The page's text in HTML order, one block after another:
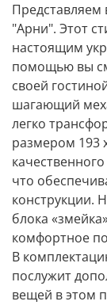
Представляем
"Арни". Этот
настоящим
помощью вы
своей
шагающий
легко
размером 193
что
конструкции.
блока
комфортное
В
послужит
вещей в этом